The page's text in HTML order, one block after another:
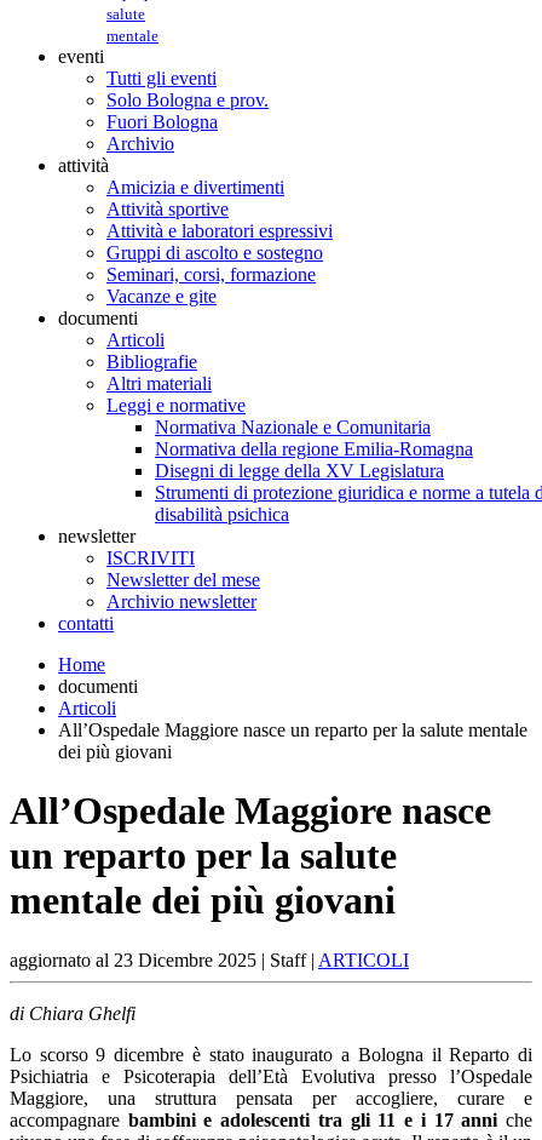
salute
mentale
eventi
Tutti gli eventi
Solo Bologna e prov.
Fuori Bologna
Archivio
attività
Amicizia e divertimenti
Attività sportive
Attività e laboratori espressivi
Gruppi di ascolto e sostegno
Seminari, corsi, formazione
Vacanze e gite
documenti
Articoli
Bibliografie
Altri materiali
Leggi e normative
Normativa Nazionale e Comunitaria
Normativa della regione Emilia-Romagna
Disegni di legge della XV Legislatura
Strumenti di protezione giuridica e norme a tutela
disabilità psichica
newsletter
ISCRIVITI
Newsletter del mese
Archivio newsletter
contatti
Home
documenti
Articoli
All’Ospedale Maggiore nasce un reparto per la salute mentale
dei più giovani
All’Ospedale Maggiore nasce
un reparto per la salute
mentale dei più giovani
aggiornato al 23 Dicembre 2025 | Staff | ARTICOLI
di Chiara Ghelfi
Lo scorso 9 dicembre è stato inaugurato a Bologna il Reparto di
Psichiatria e Psicoterapia dell’Età Evolutiva presso l’Ospedale
Maggiore, una struttura pensata per accogliere, curare e
accompagnare bambini e adolescenti tra gli 11 e i 17 anni che